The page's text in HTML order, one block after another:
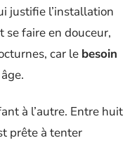
justifie l’installation
se faire en douceur,
car le besoin
à l’autre. Entre huit
prête à tenter